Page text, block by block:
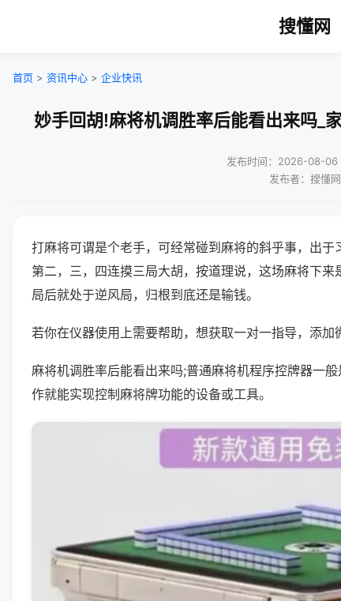
搜懂网
首页 > 资讯中心 > 企业快讯
妙手回胡!麻将机调胜率后能看出来吗_
发布时间：2026-08-06
发布者：搜懂网
打麻将可谓是个老手，可经常碰到麻将的斜乎事，出于
第二，三，四连摸三局大胡，按道理说，这场麻将下
局后就处于逆风局，归根到底还是输钱。
若你在仪器使用上需要帮助，想获取一对一指导，添加
麻将机调胜率后能看出来吗;普通麻将机程序控牌器一
作就能实现控制麻将牌功能的设备或工具。